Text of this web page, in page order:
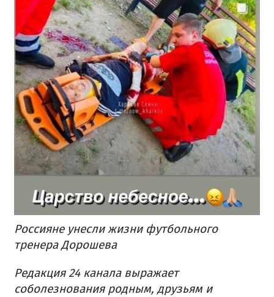
Россияне унесли жизни футбольного
тренера Дорошева
Редакция 24 канала выражает
соболезнования родным, друзьям и